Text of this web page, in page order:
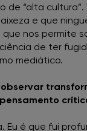
“alta cultura”.
e que
nos permite
de ter
mediático.
Eu é que fui